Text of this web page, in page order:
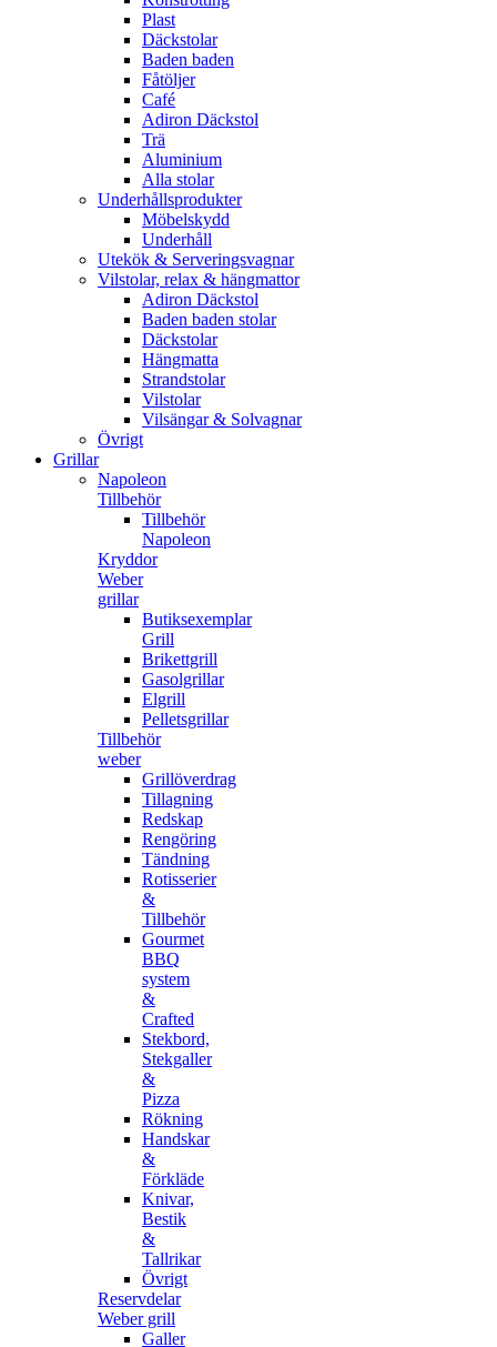
Plast
Däckstolar
Baden baden
Fåtöljer
Café
Adiron Däckstol
Trä
Aluminium
Alla stolar
Underhållsprodukter
Möbelskydd
Underhåll
Utekök & Serveringsvagnar
Vilstolar, relax & hängmattor
Adiron Däckstol
Baden baden stolar
Däckstolar
Hängmatta
Strandstolar
Vilstolar
Vilsängar & Solvagnar
Övrigt
Grillar
Napoleon
Tillbehör
Tillbehör
Napoleon
Kryddor
Weber
grillar
Butiksexemplar
Grill
Brikettgrill
Gasolgrillar
Elgrill
Pelletsgrillar
Tillbehör
weber
Grillöverdrag
Tillagning
Redskap
Rengöring
Tändning
Rotisserier
&
Tillbehör
Gourmet
BBQ
system
&
Crafted
Stekbord,
Stekgaller
&
Pizza
Rökning
Handskar
&
Förkläde
Knivar,
Bestik
&
Tallrikar
Övrigt
Reservdelar
Weber grill
Galler